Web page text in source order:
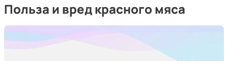
Польза и вред красного мяса